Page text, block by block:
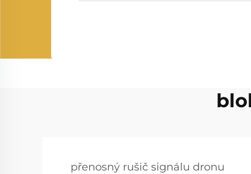
přenosný rušič signálu dronu